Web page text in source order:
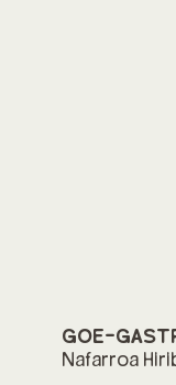
GOE-
Nafarroa